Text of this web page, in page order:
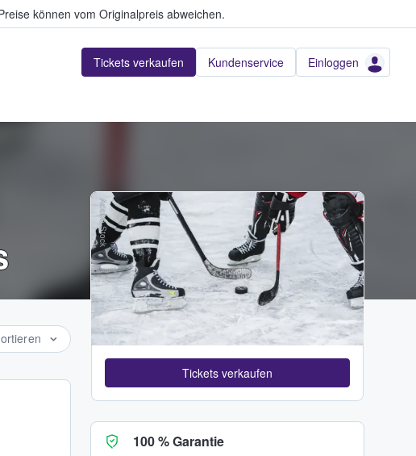
können vom Originalpreis abweichen.
Tickets verkaufen Kundenservice Einloggen
Adobe Stock
Tickets verkaufen
100 % Garantie